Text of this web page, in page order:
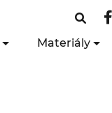
Materiály